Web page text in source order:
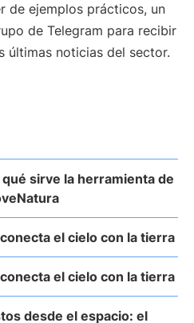
de ejemplos prácticos, un
de Telegram para recibir
últimas noticias del sector.
sirve la herramienta de
el cielo con la tierra
el cielo con la tierra
desde el espacio: el